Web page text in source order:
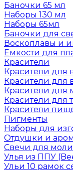
Баночки 65 мл
Наборы 130 мл
Наборы 65мл
Баночки для
Воскоплавы и
Емкости для
Красители
Красители для
Красители для
Красители для
Красители для
Красители
Пигменты
Наборы для
Отдушки и
Свечи для
Улья из ППУ
Ульи 10 рамок